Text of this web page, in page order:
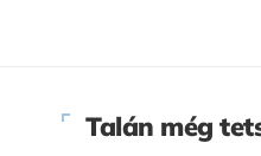
Talán még